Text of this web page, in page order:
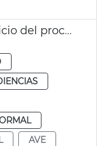
Canal acceso ferroviario. Inicio del proceso
AVE